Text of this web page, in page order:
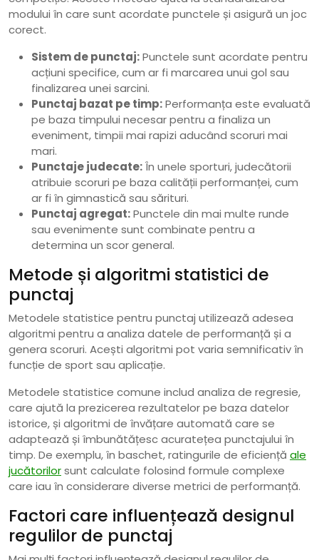
modului în care sunt acordate punctele și asigură un joc
corect.
Sistem de punctaj:Punctele sunt acordate pentru
acțiuni specifice, cum ar fi marcarea unui gol sau
finalizarea unei sarcini.
Punctaj bazat pe timp:Performanța este evaluată
pe baza timpului necesar pentru a finaliza un
eveniment, timpii mai rapizi aducând scoruri mai
mari.
Punctaje judecate:În unele sporturi, judecătorii
atribuie scoruri pe baza calității performanței, cum
ar fi în gimnastică sau sărituri.
Punctaj agregat:Punctele din mai multe runde
sau evenimente sunt combinate pentru a
determina un scor general.
Metode și algoritmi statistici de
punctaj
Metodele statistice pentru punctaj utilizează adesea
algoritmi pentru a analiza datele de performanță și a
genera scoruri. Acești algoritmi pot varia semnificativ în
funcție de sport sau aplicație.
Metodele statistice comune includ analiza de regresie,
care ajută la prezicerea rezultatelor pe baza datelor
istorice, și algoritmi de învățare automată care se
adaptează și îmbunătățesc acuratețea punctajului în
timp. De exemplu, în baschet, ratingurile de eficiență ale
jucătorilorsunt calculate folosind formule complexe
care iau în considerare diverse metrici de performanță.
Factori care influențează designul
regulilor de punctaj